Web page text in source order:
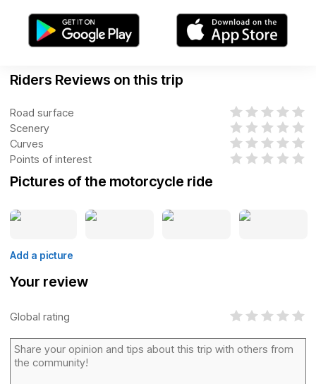
Riders Reviews on this trip
Road surface
Scenery
Curves
Points of interest
Pictures of the motorcycle ride
Add a picture
Your review
Global rating